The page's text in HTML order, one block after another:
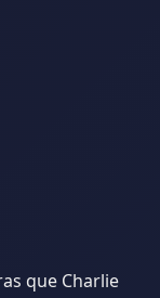
que Charlie